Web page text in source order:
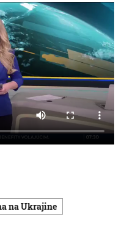
na Ukrajine